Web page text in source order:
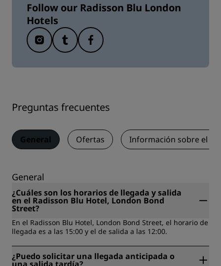
Follow our Radisson Blu London
Hotels
Preguntas frecuentes
General Ofertas Información sobre el
General
¿Cuáles son los horarios de llegada y salida
en el Radisson Blu Hotel, London Bond
Street?
En el Radisson Blu Hotel, London Bond Street, el horario de
llegada es a las 15:00 y el de salida a las 12:00.
¿Puedo solicitar una llegada anticipada o
una salida tardía?